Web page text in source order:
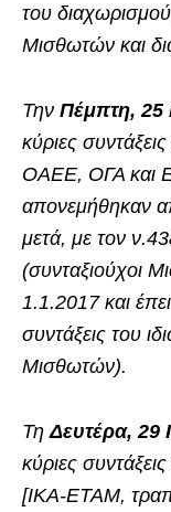
του
Μισθωτών και
Την Πέμπτη, 25
κύριες
ΟΑΕΕ, ΟΓΑ και
απονεμήθηκαν
μετά, με τον
(συνταξιούχοι
1.1.2017 και
συντάξεις του
Μισθωτών).
ΤηΔευτέρα, 29
κύριες
[ΙΚΑ-ΕΤΑΜ,